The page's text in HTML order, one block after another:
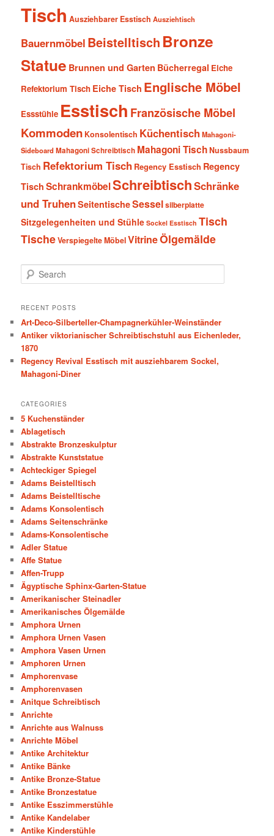
Tisch Ausziehbarer Esstisch Ausziehtisch
Bauernmöbel Beistelltisch Bronze
Statue Brunnen und Garten Bücherregal Eiche
Refektorium Tisch Eiche Tisch Englische Möbel
Essstühle Esstisch Französische Möbel
Kommoden Konsolentisch Küchentisch Mahagoni-
SideboardMahagoni Schreibtisch Mahagoni TischNussbaum
Tisch Refektorium Tisch Regency Esstisch Regency
Tisch SchrankmöbelSchreibtischSchränke
und TruhenSeitentischeSesselsilberplatte
Sitzgelegenheiten und Stühle Sockel Esstisch Tisch
TischeVerspiegelte MöbelVitrineÖlgemälde
e
r
h
RECENT POSTS
Art-Deco-Silberteller-Champagnerkühler-Weinständer
Antiker viktorianischer Schreibtischstuhl aus Eichenleder,
1870
Regency Revival Esstisch mit ausziehbarem Sockel,
Mahagoni-Diner
CATEGORIES
5 Kuchenständer
Ablagetisch
Abstrakte Bronzeskulptur
Abstrakte Kunststatue
Achteckiger Spiegel
Adams Beistelltisch
Adams Beistelltische
Adams Konsolentisch
Adams Seitenschränke
Adams-Konsolentische
Adler Statue
Affe Statue
Affen-Trupp
Ägyptische Sphinx-Garten-Statue
Amerikanischer Steinadler
Amerikanisches Ölgemälde
Amphora Urnen
Amphora Urnen Vasen
Amphora Vasen Urnen
Amphoren Urnen
Amphorenvase
Amphorenvasen
Anitque Schreibtisch
Anrichte
Anrichte aus Walnuss
Anrichte Möbel
Antike Architektur
Antike Bänke
Antike Bronze-Statue
Antike Bronzestatue
Antike Esszimmerstühle
Antike Kandelaber
Antike Kinderstühle